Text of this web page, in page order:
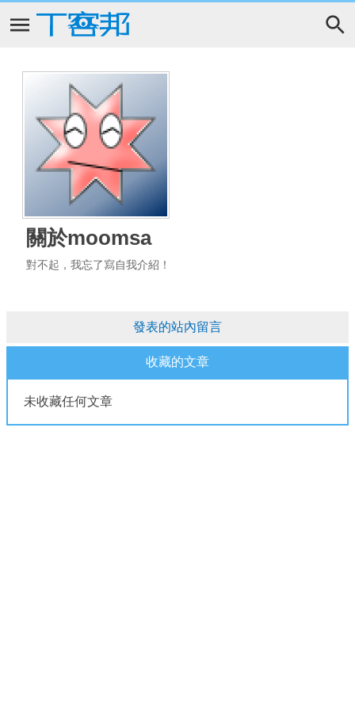
關於moomsa
對不起，我忘了寫自我介紹！
發表的站內留言
收藏的文章
未收藏任何文章